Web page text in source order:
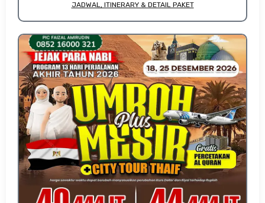
JADWAL, ITINERARY & DETAIL PAKET